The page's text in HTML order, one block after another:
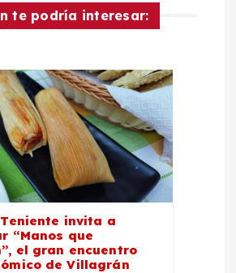
te podría interesar:
invita a
“Manos que
el gran encuentro
de Villagrán